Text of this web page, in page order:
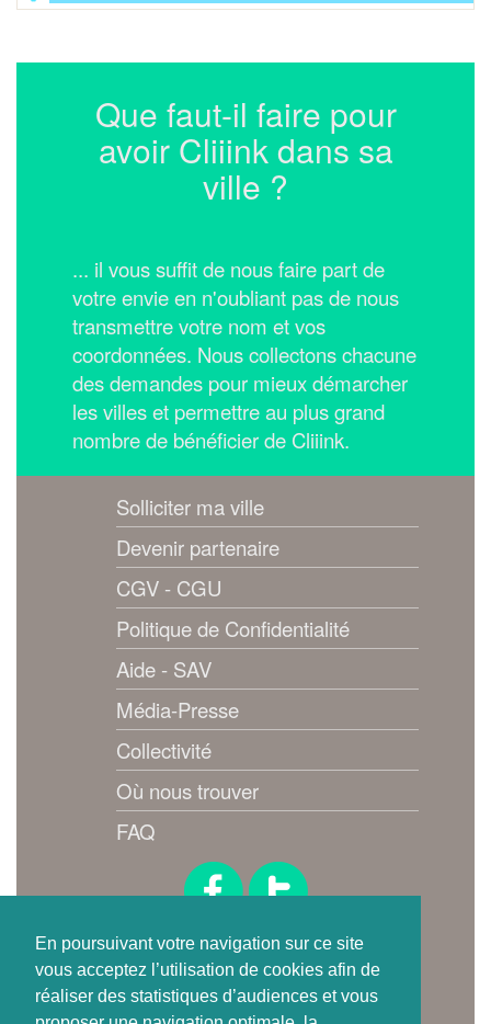
En poursuivant votre navigation sur ce site
vous acceptez l’utilisation de cookies afin de
réaliser des statistiques d’audiences et vous
Que faut-il faire pour
avoir Cliiink dans sa
ville ?
... il vous suffit de nous faire part de
votre envie en n'oubliant pas de nous
transmettre votre nom et vos
coordonnées. Nous collectons chacune
des demandes pour mieux démarcher
les villes et permettre au plus grand
nombre de bénéficier de Cliiink.
Solliciter ma ville
Devenir partenaire
CGV - CGU
Politique de Confidentialité
Aide - SAV
Média-Presse
Collectivité
Où nous trouver
FAQ
Suivez-nous !